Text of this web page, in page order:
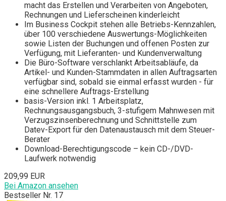
macht das Erstellen und Verarbeiten von Angeboten,
Rechnungen und Lieferscheinen kinderleicht
Im Business Cockpit stehen alle Betriebs-Kennzahlen,
über 100 verschiedene Auswertungs-Möglichkeiten
sowie Listen der Buchungen und offenen Posten zur
Verfügung, mit Lieferanten- und Kundenverwaltung
Die Büro-Software verschlankt Arbeitsabläufe, da
Artikel- und Kunden-Stammdaten in allen Auftragsarten
verfügbar sind, sobald sie einmal erfasst wurden - für
eine schnellere Auftrags-Erstellung
basis-Version inkl. 1 Arbeitsplatz,
Rechnungsausgangsbuch, 3-stufigem Mahnwesen mit
Verzugszinsenberechnung und Schnittstelle zum
Datev-Export für den Datenaustausch mit dem Steuer-
Berater
Download-Berechtigungscode – kein CD-/DVD-
Laufwerk notwendig
209,99 EUR
Bei Amazon ansehen
Bestseller Nr. 17